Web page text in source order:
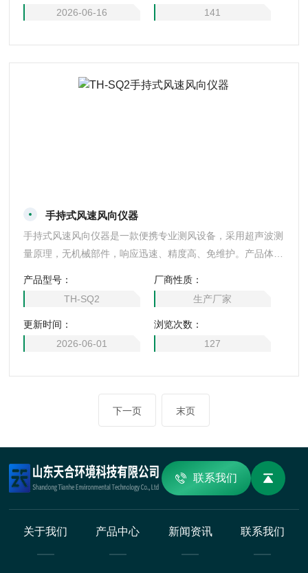
2026-06-16
141
手持式风速风向仪器
手持式风速风向仪器是一款便携专业测风设备，采用超声波测
量原理，无机械部件，响应迅速、精度高、免维护。产品体积
据直观易读。支持数据存储与导出，广泛用于户外作业、气象
观测、风电巡检、航拍摄影及应急救援等场景，是随身测风的
可靠搭档。
产品型号：
TH-SQ2
厂商性质：
生产厂家
更新时间：
2026-06-01
浏览次数：
127
下一页 末页
联系我们
关于我们 产品中心 新闻资讯 联系我们